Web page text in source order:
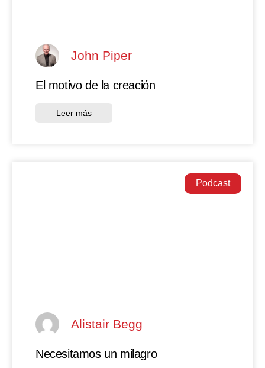
John Piper
El motivo de la creación
Leer más
Podcast
Alistair Begg
Necesitamos un milagro